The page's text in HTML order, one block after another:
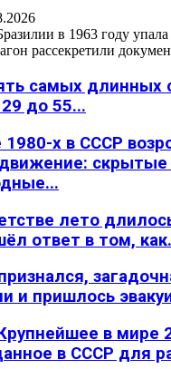
в 1963 году упала
рассекретили
самых длинных
до 55...
1980-х в СССР
лето
ответ в том,
и пришлось
в мире
в СССР для